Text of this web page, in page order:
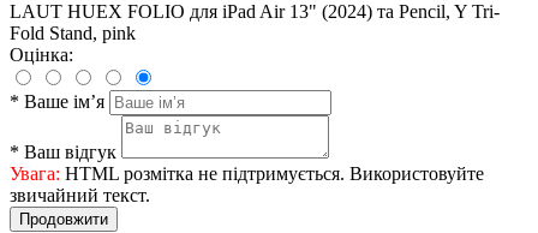
LAUT HUEX FOLIO для iPad Air 13" (2024) та Pencil, Y Tri-
Fold Stand, pink
Оцінка:
* Ваше ім’я
* Ваш відгук
Увага: HTML розмітка не підтримується. Використовуйте
звичайний текст.
Продовжити